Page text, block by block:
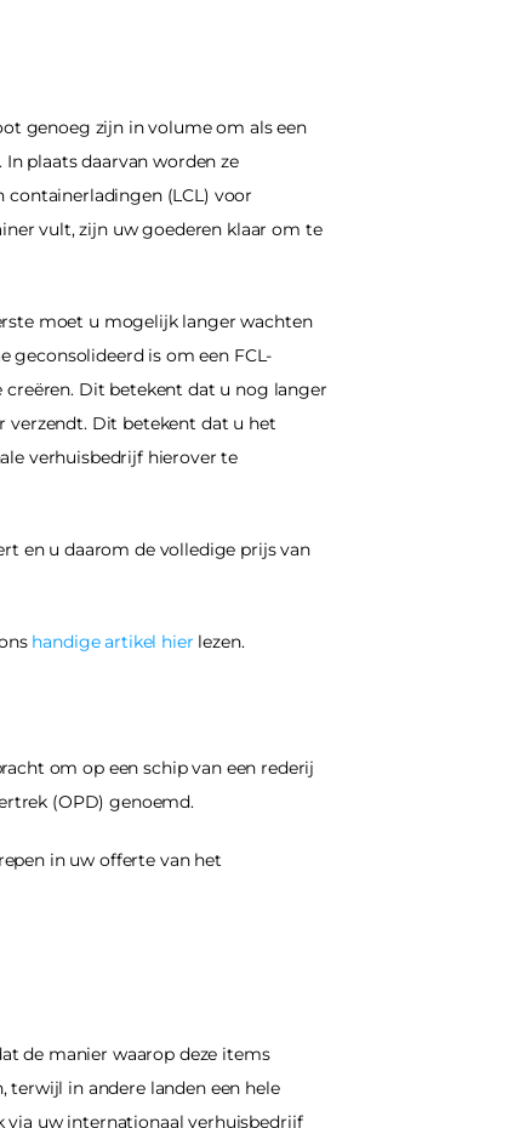
genoeg zijn in volume om als een
plaats daarvan worden ze
containerladingen (LCL) voor
vult, zijn uw goederen klaar om te
moet u mogelijk langer wachten
geconsolideerd is om een FCL-
creëren. Dit betekent dat u nog langer
verzendt. Dit betekent dat u het
verhuisbedrijf hierover te
en u daarom de volledige prijs van
handige artikel hier lezen.
om op een schip van een rederij
(OPD) genoemd.
in uw offerte van het
de manier waarop deze items
in andere landen een hele
via uw internationaal verhuisbedrijf